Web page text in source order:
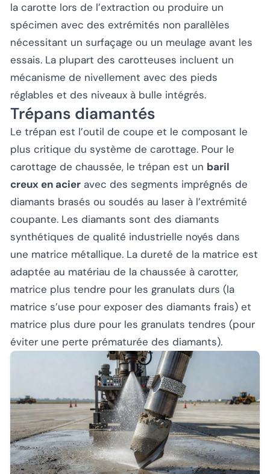
la carotte lors de l’extraction ou produire un
spécimen avec des extrémités non parallèles
nécessitant un surfaçage ou un meulage avant les
essais. La plupart des carotteuses incluent un
mécanisme de nivellement avec des pieds
réglables et des niveaux à bulle intégrés.
Trépans diamantés
Le trépan est l’outil de coupe et le composant le
plus critique du système de carottage. Pour le
carottage de chaussée, le trépan est un baril
creux en acier avec des segments imprégnés de
diamants brasés ou soudés au laser à l’extrémité
coupante. Les diamants sont des diamants
synthétiques de qualité industrielle noyés dans
une matrice métallique. La dureté de la matrice est
adaptée au matériau de la chaussée à carotter,
matrice plus tendre pour les granulats durs (la
matrice s’use pour exposer des diamants frais) et
matrice plus dure pour les granulats tendres (pour
éviter une perte prématurée des diamants).